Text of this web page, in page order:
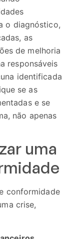
o diagnóstico,
as
de melhoria
responsáveis
identificada
se as
e se
não apenas
uma
conformidade
crise,